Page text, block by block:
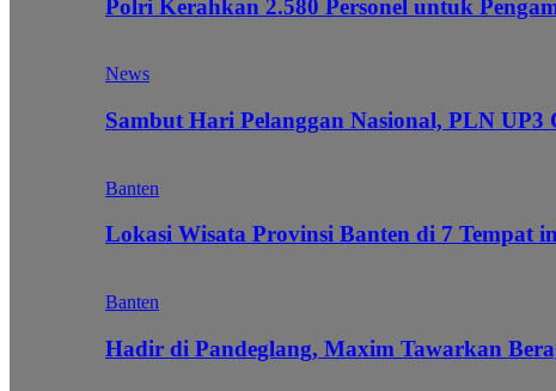
Polri Kerahkan 2.580 Personel untuk
News
Sambut Hari Pelanggan Nasional, PLN UP3
Banten
Lokasi Wisata Provinsi Banten di 7 Tempat
Banten
Hadir di Pandeglang, Maxim Tawarkan